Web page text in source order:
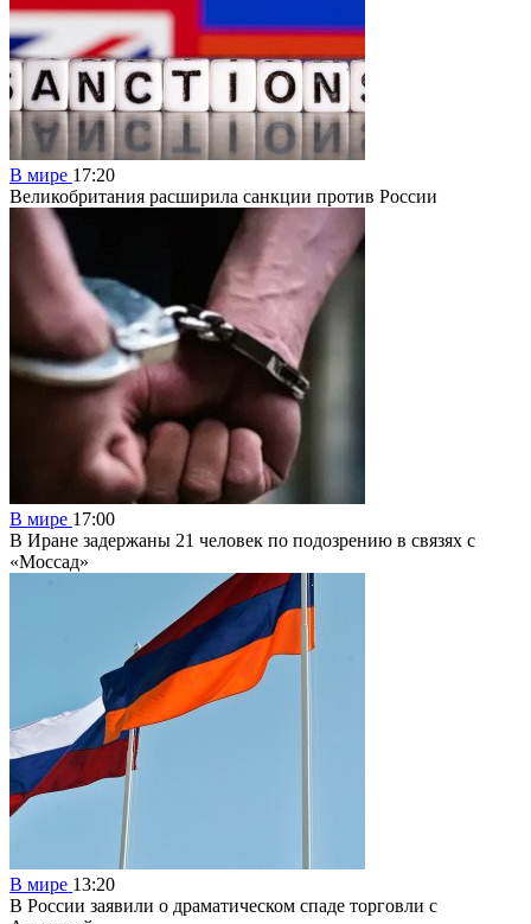
В мире 17:20
Великобритания расширила санкции против России
В мире 17:00
В Иране задержаны 21 человек по подозрению в связях с
«Моссад»
В мире 13:20
В России заявили о драматическом спаде торговли с